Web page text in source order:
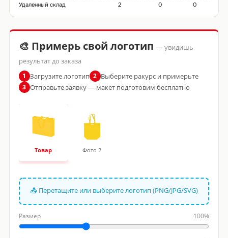
Удаленный склад
2 0 0
🎨 Примерь свой логотип — увидишь
результат до заказа
1 Загрузите логотип 2 Выберите ракурс и примерьте
3 Отправьте заявку — макет подготовим бесплатно
Товар Фото 2
📤 Перетащите или выберите логотип (PNG/JPG/SVG)
Размер 100%